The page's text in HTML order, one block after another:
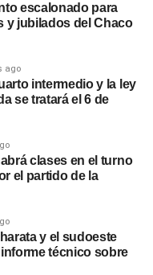
escalonado para
y jubilados del Chaco
ago
intermedio y la ley
se tratará el 6 de
clases en el turno
el partido de la
y el sudoeste
técnico sobre